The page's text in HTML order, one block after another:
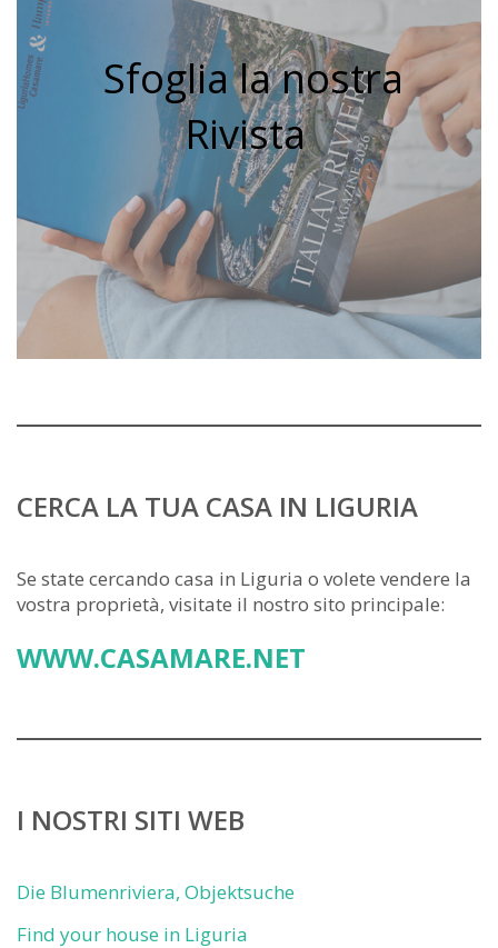
Sfoglia la nostra
Rivista
CERCA LA TUA CASA IN LIGURIA
Se state cercando casa in Liguria o volete vendere la
vostra proprietà, visitate il nostro sito principale:
WWW.CASAMARE.NET
I NOSTRI SITI WEB
Die Blumenriviera, Objektsuche
Find your house in Liguria